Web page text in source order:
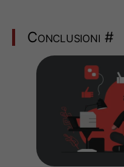
Conclusioni #